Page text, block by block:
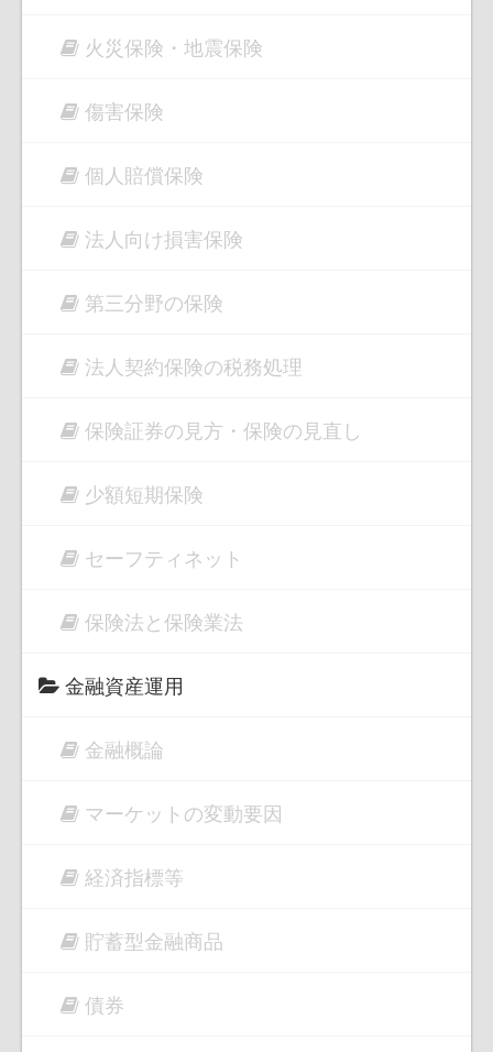
火災保険・地震保険
傷害保険
個人賠償保険
法人向け損害保険
第三分野の保険
法人契約保険の税務処理
保険証券の見方・保険の見直し
少額短期保険
セーフティネット
保険法と保険業法
金融資産運用
金融概論
マーケットの変動要因
経済指標等
貯蓄型金融商品
債券